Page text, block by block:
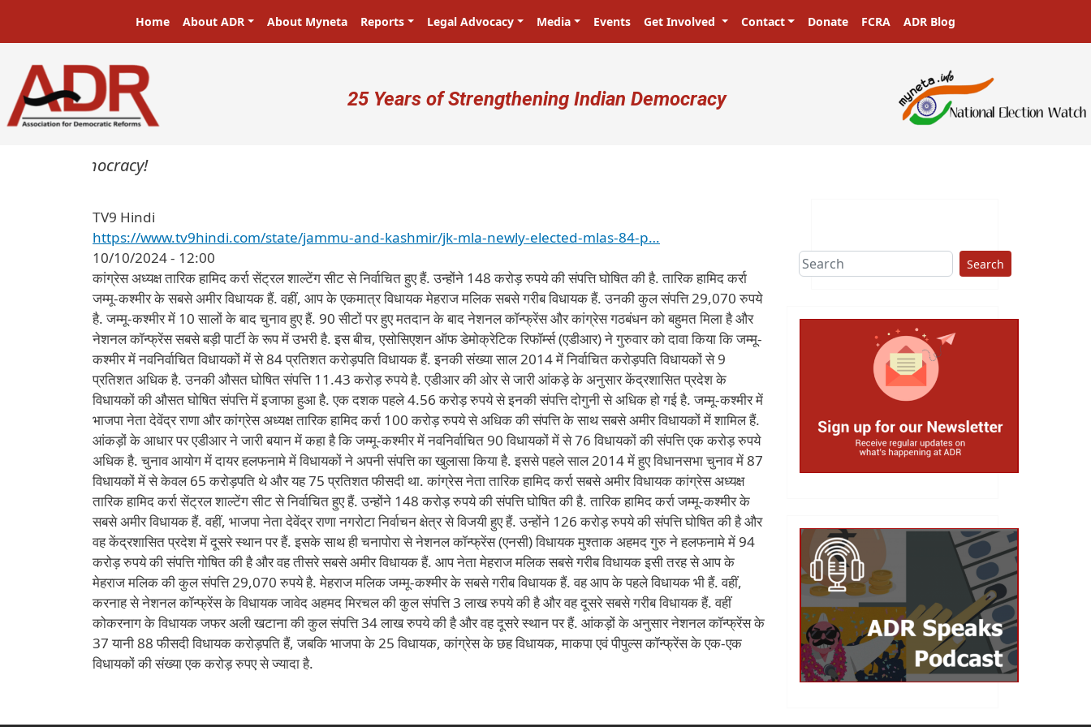
Main navigation
Home About ADR About Myneta Reports Legal Advocacy Media Events Get Involved Contact Donate FCRA ADR Blog
User account menu
25 Years of Strengthening Indian Democracy
in a democracy!
TV9 Hindi
https://www.tv9hindi.com/state/jammu-and-kashmir/jk-mla-newly-elected-mlas-84-p…
10/10/2024 - 12:00
कांग्रेस अध्यक्ष तारिक हामिद कर्रा सेंट्रल शाल्टेंग सीट से निर्वाचित हुए हैं. उन्होंने 148 करोड़ रुपये की संपत्ति घोषित की है. तारिक हामिद कर्रा
जम्मू-कश्मीर के सबसे अमीर विधायक हैं. वहीं, आप के एकमात्र विधायक मेहराज मलिक सबसे गरीब विधायक हैं. उनकी कुल संपत्ति 29,070 रुपये
है. जम्मू-कश्मीर में 10 सालों के बाद चुनाव हुए हैं. 90 सीटों पर हुए मतदान के बाद नेशनल कॉन्फ्रेंस और कांग्रेस गठबंधन को बहुमत मिला है और
नेशनल कॉन्फ्रेंस सबसे बड़ी पार्टी के रूप में उभरी है. इस बीच, एसोसिएशन ऑफ डेमोक्रेटिक रिफॉर्म्स (एडीआर) ने गुरुवार को दावा किया कि जम्मू-
कश्मीर में नवनिर्वाचित विधायकों में से 84 प्रतिशत करोड़पति विधायक हैं. इनकी संख्या साल 2014 में निर्वाचित करोड़पति विधायकों से 9
प्रतिशत अधिक है. उनकी औसत घोषित संपत्ति 11.43 करोड़ रुपये है. एडीआर की ओर से जारी आंकड़े के अनुसार केंद्रशासित प्रदेश के
विधायकों की औसत घोषित संपत्ति में इजाफा हुआ है. एक दशक पहले 4.56 करोड़ रुपये से इनकी संपत्ति दोगुनी से अधिक हो गई है. जम्मू-कश्मीर में
भाजपा नेता देवेंद्र राणा और कांग्रेस अध्यक्ष तारिक हामिद कर्रा 100 करोड़ रुपये से अधिक की संपत्ति के साथ सबसे अमीर विधायकों में शामिल हैं.
आंकड़ों के आधार पर एडीआर ने जारी बयान में कहा है कि जम्मू-कश्मीर में नवनिर्वाचित 90 विधायकों में से 76 विधायकों की संपत्ति एक करोड़ रुपये
अधिक है. चुनाव आयोग में दायर हलफनामे में विधायकों ने अपनी संपत्ति का खुलासा किया है. इससे पहले साल 2014 में हुए विधानसभा चुनाव में 87
विधायकों में से केवल 65 करोड़पति थे और यह 75 प्रतिशत फीसदी था. कांग्रेस नेता तारिक हामिद कर्रा सबसे अमीर विधायक कांग्रेस अध्यक्ष
तारिक हामिद कर्रा सेंट्रल शाल्टेंग सीट से निर्वाचित हुए हैं. उन्होंने 148 करोड़ रुपये की संपत्ति घोषित की है. तारिक हामिद कर्रा जम्मू-कश्मीर के
सबसे अमीर विधायक हैं. वहीं, भाजपा नेता देवेंद्र राणा नगरोटा निर्वाचन क्षेत्र से विजयी हुए हैं. उन्होंने 126 करोड़ रुपये की संपत्ति घोषित की है और
वह केंद्रशासित प्रदेश में दूसरे स्थान पर हैं. इसके साथ ही चनापोरा से नेशनल कॉन्फ्रेंस (एनसी) विधायक मुश्ताक अहमद गुरु ने हलफनामे में 94
करोड़ रुपये की संपत्ति गोषित की है और वह तीसरे सबसे अमीर विधायक हैं. आप नेता मेहराज मलिक सबसे गरीब विधायक इसी तरह से आप के
मेहराज मलिक की कुल संपत्ति 29,070 रुपये है. मेहराज मलिक जम्मू-कश्मीर के सबसे गरीब विधायक हैं. वह आप के पहले विधायक भी हैं. वहीं,
करनाह से नेशनल कॉन्फ्रेंस के विधायक जावेद अहमद मिरचल की कुल संपत्ति 3 लाख रुपये की है और वह दूसरे सबसे गरीब विधायक हैं. वहीं
कोकरनाग के विधायक जफर अली खटाना की कुल संपत्ति 34 लाख रुपये की है और वह दूसरे स्थान पर हैं. आंकड़ों के अनुसार नेशनल कॉन्फ्रेंस के
37 यानी 88 फीसदी विधायक करोड़पति हैं, जबकि भाजपा के 25 विधायक, कांग्रेस के छह विधायक, माकपा एवं पीपुल्स कॉन्फ्रेंस के एक-एक
विधायकों की संख्या एक करोड़ रुपए से ज्यादा है.
Search